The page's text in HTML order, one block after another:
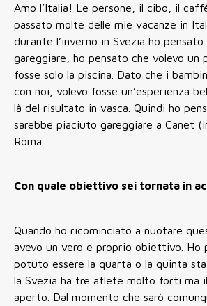
Amo l’Italia! Le persone, il cibo, il
passato molte delle mie vacanze in
durante l’inverno in Svezia ho
gareggiare, ho pensato che volevo un
fosse solo la piscina. Dato che i
con noi, volevo fosse un’esperienza
là del risultato in vasca. Quindi ho
sarebbe piaciuto gareggiare a Canet
Roma.
Con quale obiettivo sei tornata in
Quando ho ricominciato a nuotare
avevo un vero e proprio obiettivo. Ho
potuto essere la quarta o la quinta
la Svezia ha tre atlete molto forti ma
aperto. Dal momento che sarò